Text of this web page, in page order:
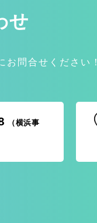
せ
お問合せください！
（横浜事